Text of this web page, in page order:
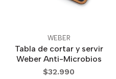
WEBER
Tabla de cortar y servir
Weber Anti-Microbios
$32.990